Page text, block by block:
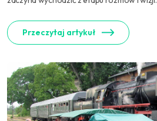
Przeczytaj artykuł